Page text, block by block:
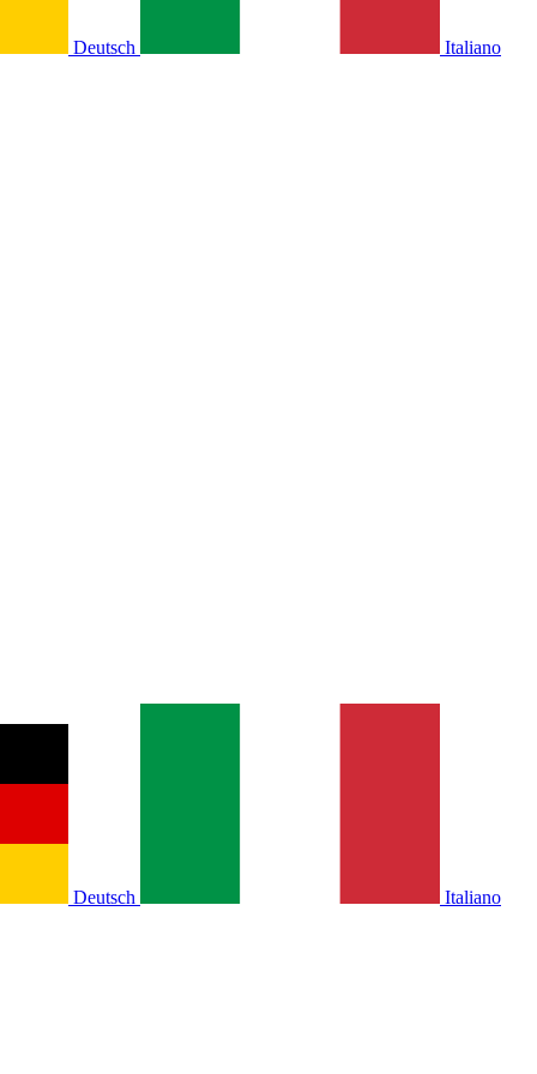
Deutsch
Italiano
Deutsch
Italiano